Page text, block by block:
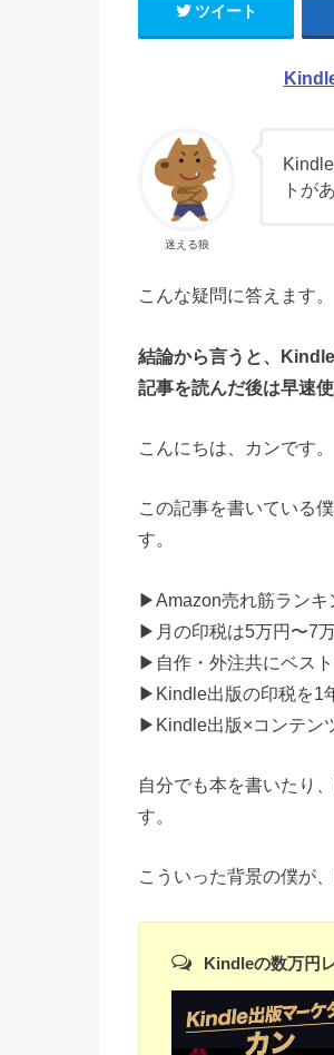
ツイート
迷える狼
トが
こんな疑問に答えます。
結論から言うと、
記事を読んだ後は早速
こんにちは、カンです。
この記事を書いている
す。
▶︎Amazon売れ筋ランキ
▶︎月の印税は5万円〜7
▶︎自作・外注共にベス
▶︎Kindle出版の印税を1
▶︎Kindle出版×コンテン
自分でも本を書いたり
す。
こういった背景の僕が
Kindleの数万円